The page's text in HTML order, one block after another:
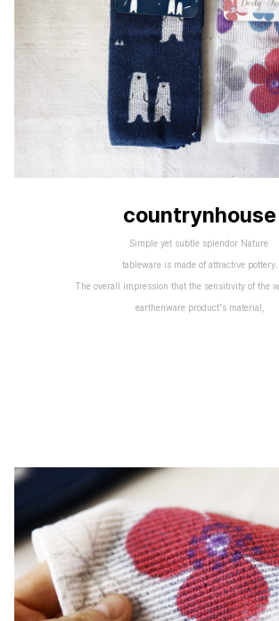
countrynhouse
Simple yet subtle splendor Nature
tableware is made of attractive pottery.
The overall impression that the sensitivity of the
earthenware product's material,